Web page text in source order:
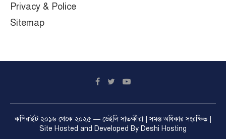
Privacy & Police
Sitemap
কপিরাইট ২০১৬ থেকে ২০২৫ — ডেইলি সাতক্ষীরা| সমস্ত অধিকার সংরক্ষিত |
Site Hosted and Developed By Deshi Hosting